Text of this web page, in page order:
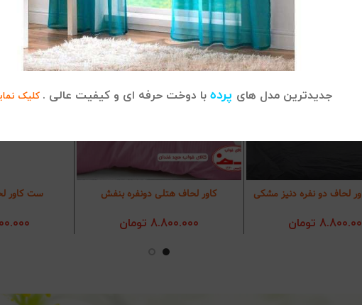
جدیدترین مدل های پرده با دوخت حرفه ای و کیفیت عالی . کلیک
به سبد خرید
لحاف دو نفره دنیز مشکی
تومان
افزودن به سبد خرید
کاور لحاف هتلی دونفره بنفش
8.800.000 تومان
ست کاور